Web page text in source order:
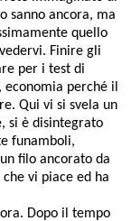
sanno ancora, ma
quello
Finire gli
per i test di
perché il
Qui vi si svela un
si è disintegrato
funamboli,
filo ancorato da
vi piace ed ha
Dopo il tempo